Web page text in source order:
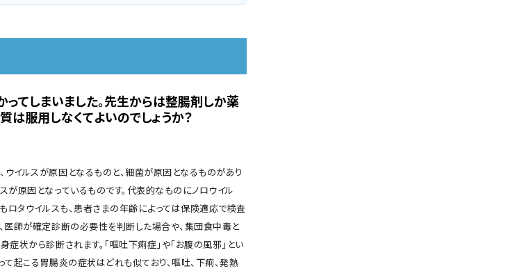
てしまいました。先生からは整腸剤しか薬
は服用しなくてよいのでしょうか？
イルスが原因となるものと、細菌が原因となるものがあり
が原因となっているものです。代表的なものにノロウイル
もロタウイルスも、患者さまの年齢によっては保険適応で検査
医師が確定診断の必要性を判断した場合や、集団食中毒と
症状から診断されます。「嘔吐下痢症」や「お腹の風邪」とい
て起こる胃腸炎の症状はどれも似ており、嘔吐、下痢、発熱